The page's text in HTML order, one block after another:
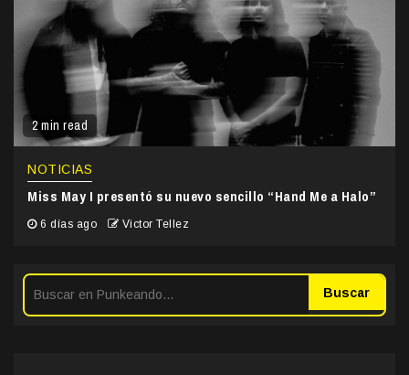
2 min read
NOTICIAS
Miss May I presentó su nuevo sencillo “Hand Me a Halo”
6 días ago Victor Tellez
Buscar